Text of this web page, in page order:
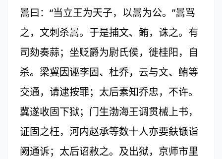
暠曰：“当立王为天子，以暠为公。”暠骂
之，文刺杀暠。于是捕文、鲔，诛之。有
司劾奏蒜；坐贬爵为尉氏侯，徙桂阳，自
杀。梁冀因诬李固、杜乔，云与文、鲔等
交通，请逮按罪；太后素知乔忠，不许。
冀遂收固下狱；门生渤海王调贯械上书，
证固之枉，河内赵承等数十人亦要鈇锧诣
阙通诉；太后诏赦之。及出狱，京师市里